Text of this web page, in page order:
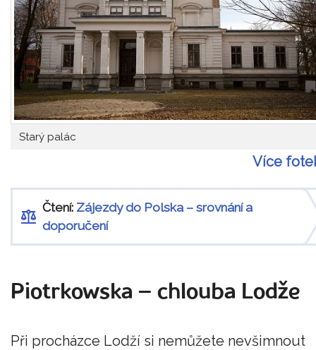
Starý palác
Více
Čtení: Zájezdy do Polska – srovnání a
doporučení
Piotrkowska – chlouba Lodže
Při procházce Lodží si nemůžete nevšimnout